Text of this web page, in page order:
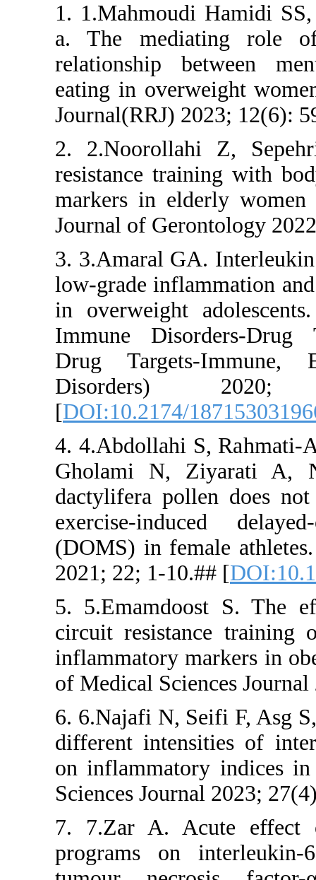
1.
a. The
eating in
2.
resistance
markers
3.
low-grade
in
Immune
Drug
[
4.
Gholami
dactylifera
(DOMS) in
5.
circuit
of Medical
6. 6.Najafi
different
on
Sciences
7. 7.Zar
programs